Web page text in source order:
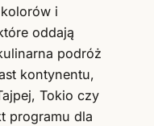
i
oddają
podróż
kontynentu,
Tokio czy
programu dla